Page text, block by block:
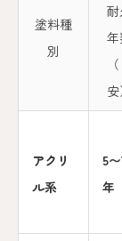
塗料種
別
耐
安
アクリ
ル系
5
年